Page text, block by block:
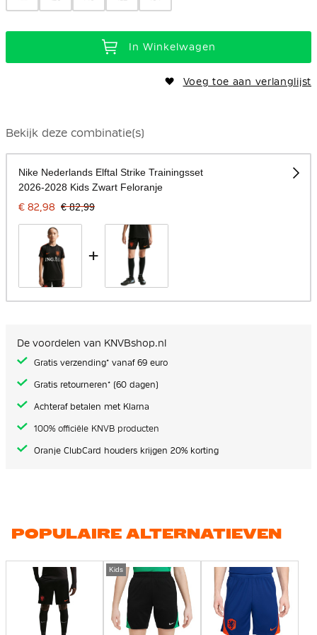
In Winkelwagen
Voeg toe aan verlanglijst
Bekijk deze combinatie(s)
Nike Nederlands Elftal Strike Trainingsset
2026-2028 Kids Zwart Feloranje
€ 82,98 € 82,99
+
De voordelen van KNVBshop.nl
Gratis verzending* vanaf 69 euro
Gratis retourneren* (60 dagen)
Achteraf betalen met Klarna
100% officiële KNVB producten
Oranje ClubCard houders krijgen 20% korting
POPULAIRE ALTERNATIEVEN
Kids